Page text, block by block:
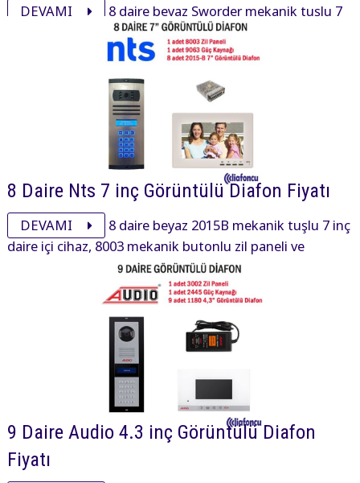
DEVAMI
8 daire beyaz Sworder mekanik tuşlu 7
inç daire içi cihaz, xsmall mekanik tuşlu zil paneli ve
aksesuarı ile görüntülü diafon paketi 31180₺ dir.
8 Daire Nts 7 inç Görüntülü Diafon Fiyatı
DEVAMI
8 daire beyaz 2015B mekanik tuşlu 7 inç
daire içi cihaz, 8003 mekanik butonlu zil paneli ve
aksesuarı ile görüntülü diafon paketi 21655₺ dir.
9 Daire Audio 4.3 inç Görüntülü Diafon
Fiyatı